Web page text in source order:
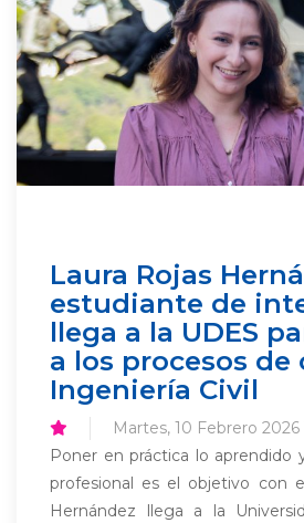
Laura Rojas
estudiante de
llega a la UDES
a los procesos de
Ingeniería Civil
Martes, 10 Febrero 2026
Poner en práctica lo aprendido
profesional es el objetivo con
Hernández llega a la